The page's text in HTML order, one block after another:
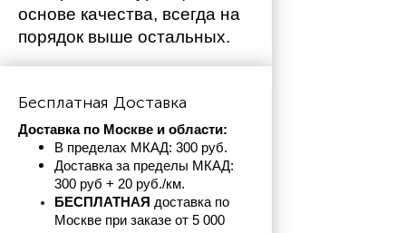
основе качества, всегда на
порядок выше остальных.
Бесплатная Доставка
Доставка по Москве и области:
В пределах МКАД: 300 руб.
Доставка за пределы МКАД:
300 руб + 20 руб./км.
БЕСПЛАТНАЯ доставка по
Москве при заказе от 5 000